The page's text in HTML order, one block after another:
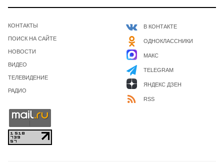
КОНТАКТЫ
ПОИСК НА САЙТЕ
НОВОСТИ
ВИДЕО
ТЕЛЕВИДЕНИЕ
РАДИО
В КОНТАКТЕ
ОДНОКЛАССНИКИ
МАКС
TELEGRAM
ЯНДЕКС ДЗЕН
RSS